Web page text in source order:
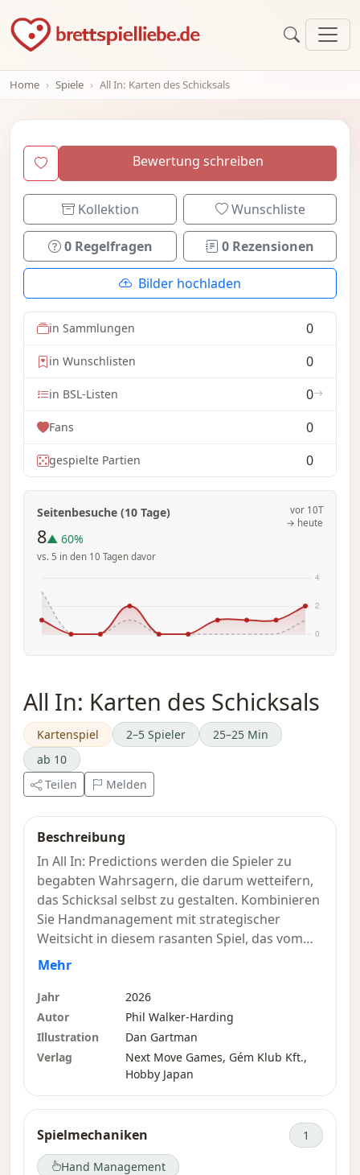
Home Spiele All In: Karten des Schicksals
Bewertung schreiben
Kollektion Wunschliste
0 Regelfragen 0 Rezensionen
Bilder hochladen
in Sammlungen 0
in Wunschlisten 0
in BSL-Listen 0
Fans 0
gespielte Partien 0
Seitenbesuche (10 Tage)
8▲ 60%
vs. 5 in den 10 Tagen davor
vor 10T
→ heute
All In: Karten des Schicksals
Kartenspiel 2–5 Spieler
25–25 Min
ab 10
Teilen
Melden
Beschreibung
In All In: Predictions werden die Spieler zu
begabten Wahrsagern, die darum wetteifern,
das Schicksal selbst zu gestalten. Kombinieren
Sie Handmanagement mit strategischer
Weitsicht in diesem rasanten Spiel, das vom
klassischen Poker inspiriert ist und in dem sich
Karten, beeinflussen Sie Wahrscheinlichkeiten
und erraten Sie, wer die stärkste Hand hat, um
den Pot zu gewinnen. Werden Sie die Zukunft
sehen ... oder nur glauben, dass Sie es
können? – Beschreibung des Verlags
Mehr
Jahr
2026
Autor
Phil Walker-Harding
Illustration
Dan Gartman
Verlag
Next Move Games, Gém Klub Kft.,
Hobby Japan
Spielmechaniken 1
Hand Management